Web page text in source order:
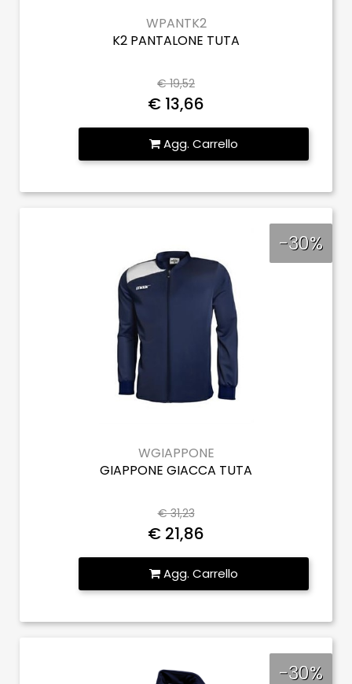
WPANTK2
K2 PANTALONE TUTA
€ 19,52
€ 13,66
Quantità
Agg. Carrello
-30%
WGIAPPONE
GIAPPONE GIACCA TUTA
€ 31,23
€ 21,86
Quantità
Agg. Carrello
-30%